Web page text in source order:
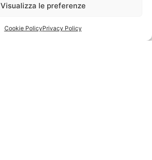
Visualizza le preferenze
Cookie PolicyPrivacy Policy